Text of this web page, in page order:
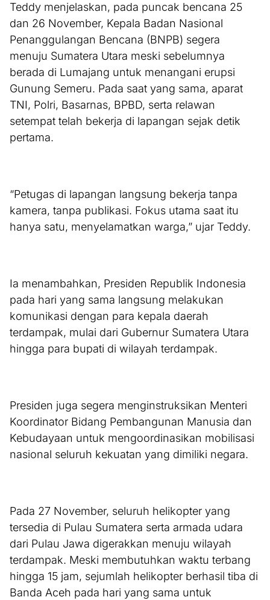
Teddy menjelaskan, pada puncak bencana 25
dan 26 November, Kepala Badan Nasional
Penanggulangan Bencana (BNPB) segera
menuju Sumatera Utara meski sebelumnya
berada di Lumajang untuk menangani erupsi
Gunung Semeru. Pada saat yang sama, aparat
TNI, Polri, Basarnas, BPBD, serta relawan
setempat telah bekerja di lapangan sejak detik
pertama.
“Petugas di lapangan langsung bekerja tanpa
kamera, tanpa publikasi. Fokus utama saat itu
hanya satu, menyelamatkan warga,” ujar Teddy.
Ia menambahkan, Presiden Republik Indonesia
pada hari yang sama langsung melakukan
komunikasi dengan para kepala daerah
terdampak, mulai dari Gubernur Sumatera Utara
hingga para bupati di wilayah terdampak.
Presiden juga segera menginstruksikan Menteri
Koordinator Bidang Pembangunan Manusia dan
Kebudayaan untuk mengoordinasikan mobilisasi
nasional seluruh kekuatan yang dimiliki negara.
Pada 27 November, seluruh helikopter yang
tersedia di Pulau Sumatera serta armada udara
dari Pulau Jawa digerakkan menuju wilayah
terdampak. Meski membutuhkan waktu terbang
hingga 15 jam, sejumlah helikopter berhasil tiba di
Banda Aceh pada hari yang sama untuk